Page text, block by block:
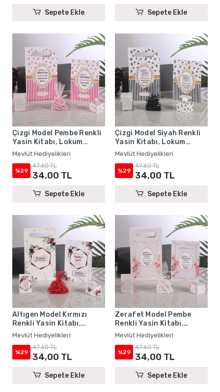
Sepete Ekle Sepete Ekle
Çizgi Model Pembe Renkli
Yasin Kitabı, Lokum
Kutusu, Magnet, Karton
Çanta ve Tesbih - Mevlüt
Hediyelikleri
Mevlüt Hediyelikleri
%29
47,60 TL
34,00 TL
Sepete Ekle
Çizgi Model Siyah Renkli
Yasin Kitabı, Lokum
Kutusu, Magnet, Karton
Çanta ve Tesbih - Mevlüt
Hediyelikleri
Mevlüt Hediyelikleri
%29
47,60 TL
34,00 TL
Sepete Ekle
Altıgen Model Kırmızı
Renkli Yasin Kitabı,
Lokum Kutusu, Magnet,
Karton Çanta ve Tesbih -
Mevlüt Hediyelikleri
Mevlüt Hediyelikleri
%29
47,60 TL
34,00 TL
Sepete Ekle
Zerafet Model Pembe
Renkli Yasin Kitabı,
Lokum Kutusu, Magnet,
Karton Çanta ve Tesbih -
Mevlüt Hediyelikleri
Mevlüt Hediyelikleri
%29
47,60 TL
34,00 TL
Sepete Ekle